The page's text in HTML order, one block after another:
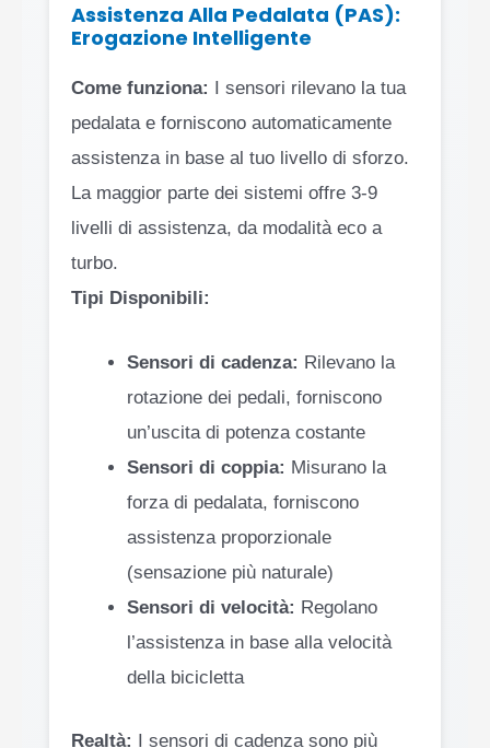
Assistenza Alla Pedalata (PAS):
Erogazione Intelligente
Come funziona:
I sensori rilevano la tua
pedalata e forniscono automaticamente
assistenza in base al tuo livello di sforzo.
La maggior parte dei sistemi offre 3-9
livelli di assistenza, da modalità eco a
turbo.
Tipi Disponibili:
Sensori di cadenza: Rilevano la
rotazione dei pedali, forniscono
un’uscita di potenza costante
Sensori di coppia: Misurano la
forza di pedalata, forniscono
assistenza proporzionale
(sensazione più naturale)
Sensori di velocità: Regolano
l’assistenza in base alla velocità
della bicicletta
Realtà: I sensori di cadenza sono più